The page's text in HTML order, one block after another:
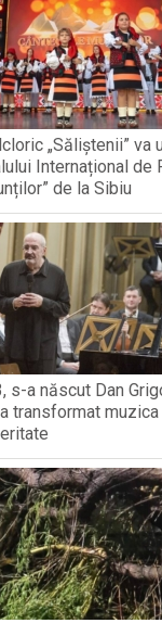
DE LA SIBIU
„Săliștenii” va
Internațional de
de la Sibiu
s-a născut Dan
transformat